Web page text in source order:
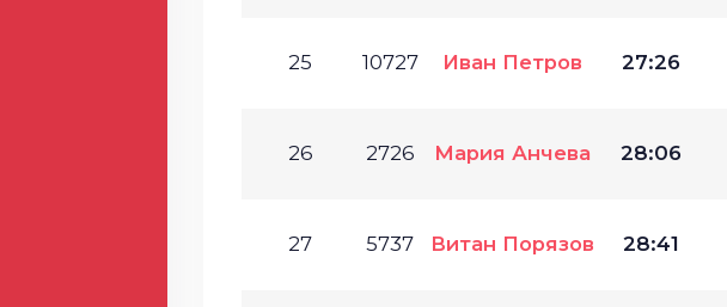
25 10727 Иван Петров 27:26
26 2726 Мария Анчева 28:06
27 5737 Витан Порязов 28:41